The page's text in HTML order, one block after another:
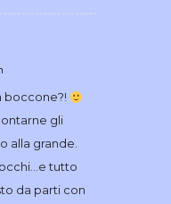
boccone?!
gli
alla grande.
tutto
da parti con